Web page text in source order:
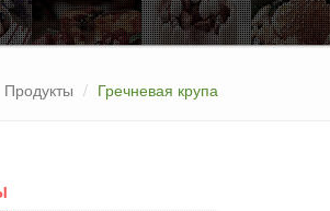
Продукты Гречневая крупа